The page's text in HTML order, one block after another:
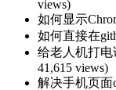
views)
如何显示
如何直接在
给老人机打电
41,615 views)
解决手机页面